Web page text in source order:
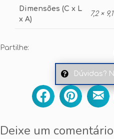
Dimensões (C x L
x A)
7,2 ×
Partilhe:
Dúvidas?
Deixe um comentário